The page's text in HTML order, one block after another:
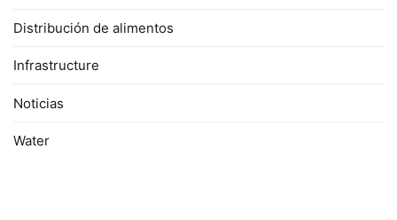
Distribución de alimentos
Infrastructure
Noticias
Water